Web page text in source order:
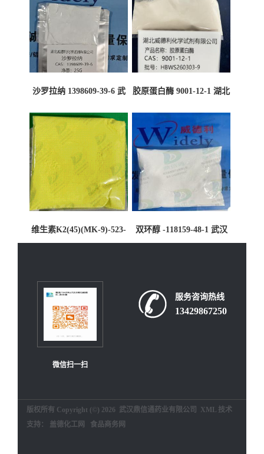
沙罗拉纳 1398609-39-6 武
胶原蛋白酶 9001-12-1 湖北
维生素K2(45)(MK-9)-523-
39-7-武汉鼎信通药业大量
双环醇 -118159-48-1 武汉
鼎信通药业大量现货供应
微信扫一扫
服务咨询热线
13429867250
版权所有 Copyright (©) 2026 武汉鼎信通药业有限公司 XML 技术
支持： 盖德化工网 食品商务网